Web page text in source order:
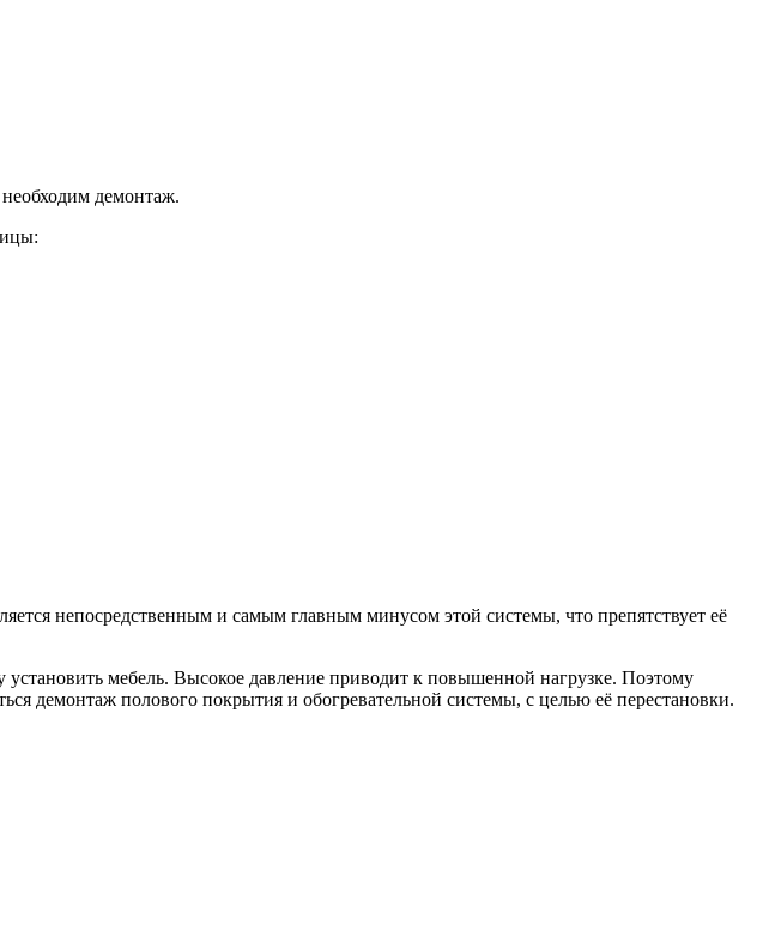
демонтаж.
непосредственным и самым главным минусом этой системы, что препятствует её
установить мебель. Высокое давление приводит к повышенной нагрузке. Поэтому
демонтаж полового покрытия и обогревательной системы, с целью её перестановки.